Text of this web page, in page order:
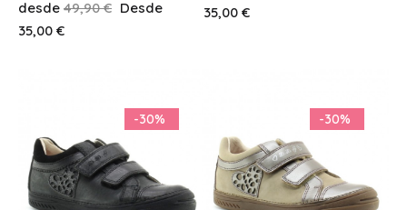
desde 49,90 € Desde
35,00 €
35,00 €
-30% -30%